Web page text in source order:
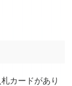
カードがあり